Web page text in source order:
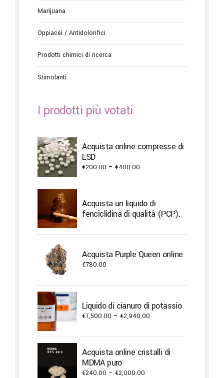
Marijuana
Oppiacei / Antidolorifici
Prodotti chimici di ricerca
Stimolanti
I prodotti più votati
Acquista online compresse di
LSD
€200.00 – €400.00
through
€400.00
Acquista un liquido di
fenciclidina di qualità (PCP).
Acquista Purple Queen online
€780.00
Liquido di cianuro di potassio
€1,500.00 – €2,940.00
through
€2,940.00
Acquista online cristalli di
MDMA puro
€240.00 – €2,000.00